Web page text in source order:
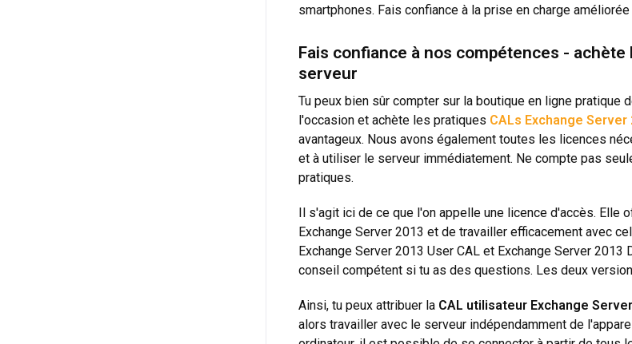
smartphones. Fais confiance à la prise en charge
Fais confiance à nos compétences -
serveur
Tu peux bien sûr compter sur la boutique en ligne
l'occasion et achète les pratiques CALs Exchange Server
avantageux. Nous avons également toutes les licences
et à utiliser le serveur immédiatement. Ne compte pas
pratiques.
Il s'agit ici de ce que l'on appelle une licence d'accès.
Exchange Server 2013 et de travailler efficacement avec
Exchange Server 2013 User CAL et Exchange Server
conseil compétent si tu as des questions. Les deux
Ainsi, tu peux attribuer la CAL utilisateur Exchange
alors travailler avec le serveur indépendamment de